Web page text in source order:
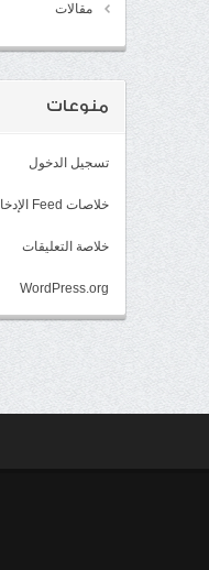
مقالات
منوعات
تسجيل الدخول
خلاصات Feed الإدخالات
خلاصة التعليقات
WordPress.org